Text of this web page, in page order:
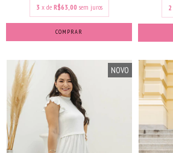
3 x de R$63,00 sem juros
COMPRAR
2
NOVO